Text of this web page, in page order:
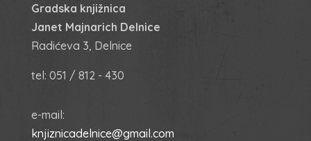
Gradska knjižnica
Janet Majnarich Delnice
Radićeva 3, Delnice
tel: 051 / 812 - 430
e-mail:
knjiznicadelnice@gmail.com